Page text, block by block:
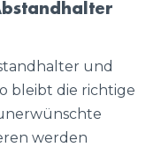
und
bleibt die richtige
werden